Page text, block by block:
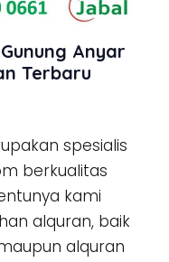
Anyar
Terbaru
spesialis
berkualitas
kami
alquran, baik
alquran